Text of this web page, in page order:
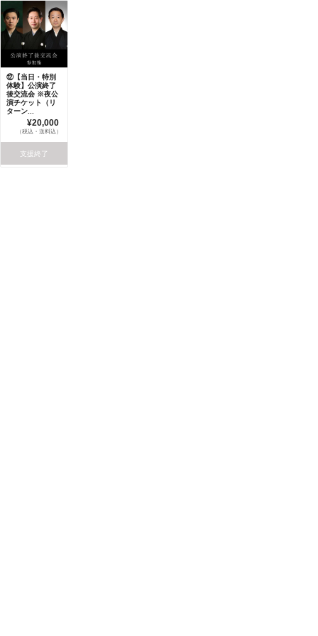
⑫【当日・特別
体験】公演終了
後交流会 ※夜公
演チケット（リ
ターン...
¥20,000
（税込・送料込）
支援終了